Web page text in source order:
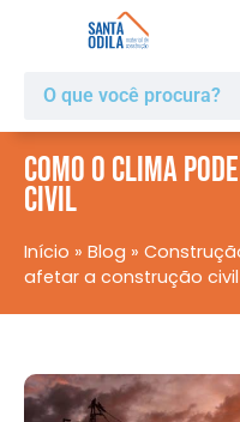
Como o clima
civil
Início » Blog »
afetar a construção civil